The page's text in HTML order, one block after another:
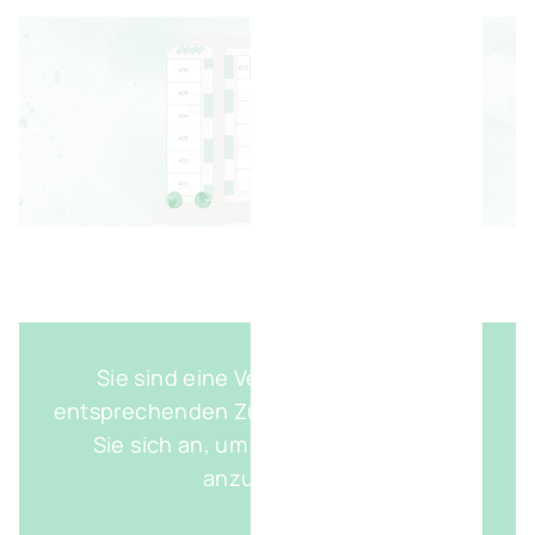
Sie sind eine Vertriebsperson mit
entsprechenden Zugangsdaten? Melden
Sie sich an, um den genauen Plan
anzuzeigen.